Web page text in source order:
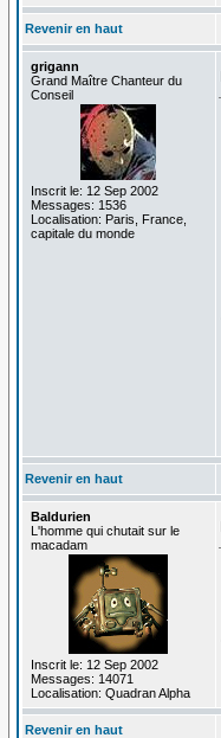
Revenir en haut
grigann
Grand Maître Chanteur du
Conseil
Inscrit le: 12 Sep 2002
Messages: 1536
Localisation: Paris, France,
capitale du monde
Revenir en haut
Baldurien
L'homme qui chutait sur le
macadam
Inscrit le: 12 Sep 2002
Messages: 14071
Localisation: Quadran Alpha
Revenir en haut